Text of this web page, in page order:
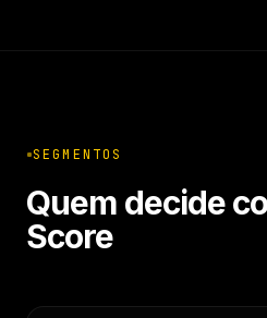
SEGMENTOS
Quem decide
Score